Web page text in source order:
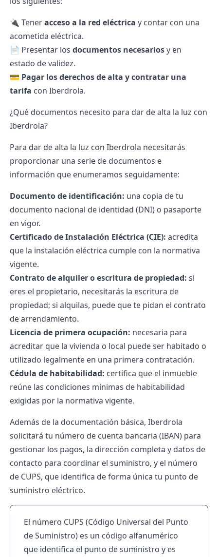
🔌 Teneracceso a la red eléctrica y contar con una
acometida eléctrica.
📄 Presentar los documentos necesariosy en
estado de validez.
💳 Pagar los derechos de alta y contratar una
tarifa con Iberdrola.
¿Qué documentos necesito para dar de alta la luz con
Iberdrola?
Para dar de alta la luz con Iberdrola necesitarás
proporcionar una serie de documentos e
información que enumeramos seguidamente:
Documento de identificación: una copia de tu
documento nacional de identidad (DNI) o pasaporte
en vigor.
Certificado de Instalación Eléctrica (CIE): acredita
que la instalación eléctrica cumple con la normativa
vigente.
Contrato de alquiler o escritura de propiedad: si
eres el propietario, necesitarás la escritura de
propiedad; si alquilas, puede que te pidan el contrato
de arrendamiento.
Licencia de primera ocupación: necesaria para
acreditar que la vivienda o local puede ser habitado o
utilizado legalmente en una primera contratación.
Cédula de habitabilidad: certifica que el inmueble
reúne las condiciones mínimas de habitabilidad
exigidas por la normativa vigente.
Además de la documentación básica, Iberdrola
solicitará tu número de cuenta bancaria (IBAN) para
gestionar los pagos, la dirección completa y datos de
contacto para coordinar el suministro, y el número
de CUPS, que identifica de forma única tu punto de
suministro eléctrico.
El número CUPS (Código Universal del Punto
de Suministro) es un código alfanumérico
que identifica el punto de suministro y es